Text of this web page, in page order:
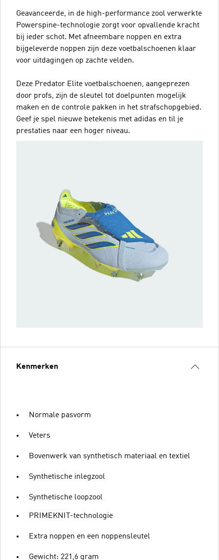
Geavanceerde, in de high-performance zool verwerkte
Powerspine-technologie zorgt voor opvallende kracht
bij ieder schot. Met afneembare noppen en extra
bijgeleverde noppen zijn deze voetbalschoenen klaar
voor uitdagingen op zachte velden.
Deze Predator Elite voetbalschoenen, aangeprezen
door profs, zijn de sleutel tot doelpunten mogelijk
maken en de controle pakken in het strafschopgebied.
Geef je spel nieuwe betekenis met adidas en til je
prestaties naar een hoger niveau.
Kenmerken
Normale pasvorm
Veters
Bovenwerk van synthetisch materiaal en textiel
Synthetische inlegzool
Synthetische loopzool
PRIMEKNIT-technologie
Extra noppen en een noppensleutel
Gewicht: 221,6 gram